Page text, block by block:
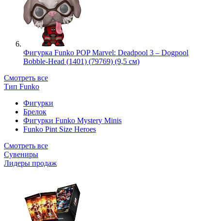
Фигурка Funko POP Marvel: Deadpool 3 – Dogpool
Bobble-Head (1401) (79769) (9,5 см)
Смотреть все
Тип Funko
Фигурки
Брелок
Фигурки Funko Mystery Minis
Funko Pint Size Heroes
Смотреть все
Сувениры
Лидеры продаж